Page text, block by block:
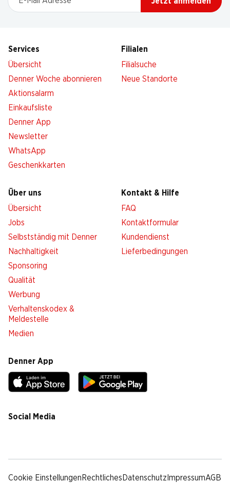
Services
Übersicht
Denner Woche abonnieren
Aktionsalarm
Einkaufsliste
Denner App
Newsletter
WhatsApp
Geschenkkarten
Filialen
Filialsuche
Neue Standorte
Über uns
Übersicht
Jobs
Selbstständig mit Denner
Nachhaltigkeit
Sponsoring
Qualität
Werbung
Verhaltenskodex &
Meldestelle
Medien
Kontakt & Hilfe
FAQ
Kontaktformular
Kundendienst
Lieferbedingungen
Denner App
Social Media
Cookie Einstellungen Rechtliches Datenschutz ImpressumAGB